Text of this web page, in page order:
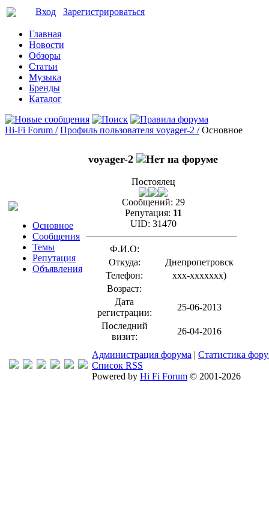
Вход Зарегистрироваться
Главная
Новости
Обзоры
Статьи
Музыка
Бренды
Каталог
Hi-Fi Forum / Профиль пользователя voyager-2 / Основное
Основное
Сообщения
Темы
Репутация
Объявления
voyager-2
Постоялец
Сообщений: 29
Репутация: 11
UID: 31470
Ф.И.О:
Откуда:
Днепропетровск
Телефон:
xxx-xxxxxxx)
Возраст:
Дата
регистрации:
25-06-2013
Последний
визит:
26-04-2016
Администрация форума | Статистика
Список RSS
Powered by Hi Fi Forum © 2001-2026